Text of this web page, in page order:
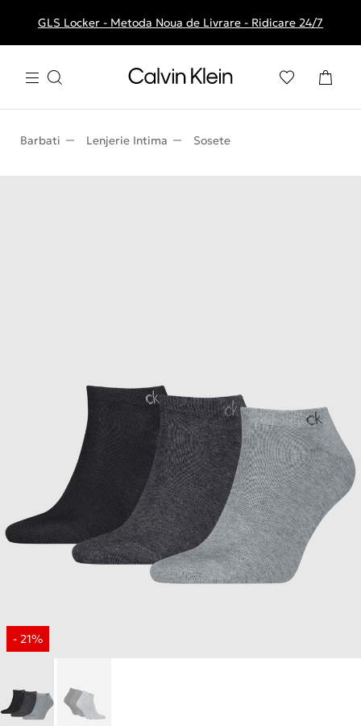
Livrare gratuita la comenzile de peste 250 RON
GLS Locker - Metoda Noua de Livrare - Ridicare 24/7
Barbati Lenjerie Intima Sosete